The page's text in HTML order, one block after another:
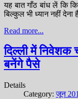
यह बात गाँठ बांध लें कि
बिल्कुल भी ध्यान नहीं देना
Read more...
दिल्ली में निवेशक
बनेंगे पैसे
Details
Category:जून